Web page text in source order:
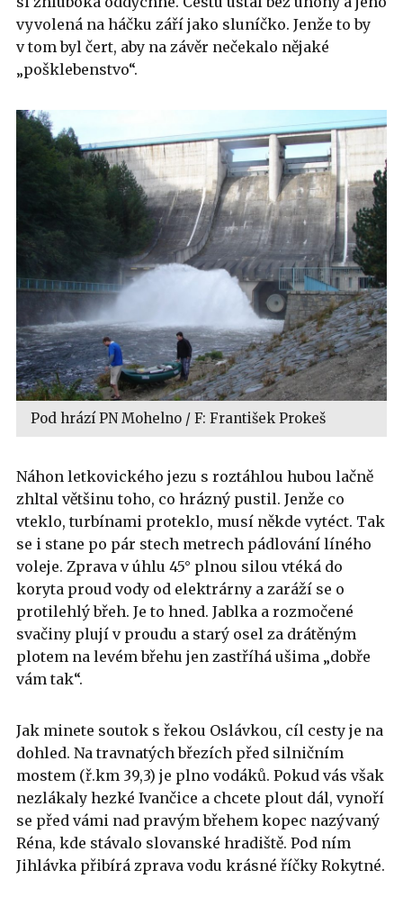
vyvolená na háčku září jako sluníčko. Jenže to by
v tom byl čert, aby na závěr nečekalo nějaké
„pošklebenstvo“.
Pod hrází PN Mohelno / F: František Prokeš
Náhon letkovického jezu s roztáhlou hubou lačně
zhltal většinu toho, co hrázný pustil. Jenže co
vteklo, turbínami proteklo, musí někde vytéct. Tak
se i stane po pár stech metrech pádlování líného
voleje. Zprava v úhlu 45° plnou silou vtéká do
koryta proud vody od elektrárny a zaráží se o
protilehlý břeh. Je to hned. Jablka a rozmočené
svačiny plují v proudu a starý osel za drátěným
plotem na levém břehu jen zastříhá ušima „dobře
vám tak“.
Jak minete soutok s řekou Oslávkou, cíl cesty je na
dohled. Na travnatých březích před silničním
mostem (ř.km 39,3) je plno vodáků. Pokud vás však
nezlákaly hezké Ivančice a chcete plout dál, vynoří
se před vámi nad pravým břehem kopec nazývaný
Réna, kde stávalo slovanské hradiště. Pod ním
Jihlávka přibírá zprava vodu krásné říčky Rokytné.